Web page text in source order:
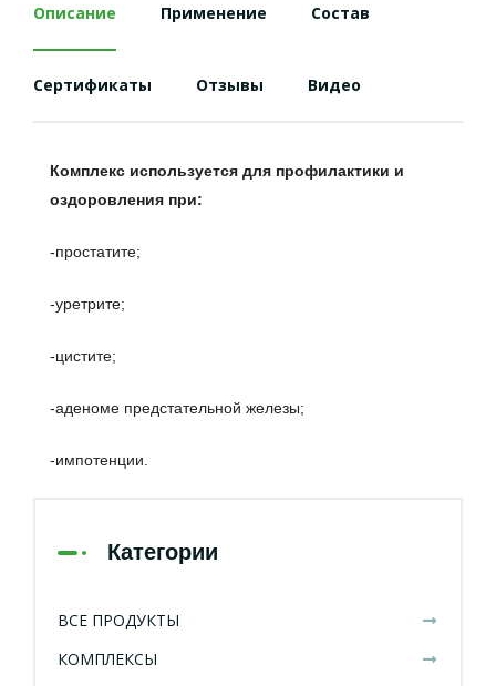
Описание Применение Состав
Сертификаты Отзывы Видео
Комплекс используется для профилактики и
оздоровления при:
-простатите;
-уретрите;
-цистите;
-аденоме предстательной железы;
-импотенции.
Категории
ВСЕ ПРОДУКТЫ
КОМПЛЕКСЫ